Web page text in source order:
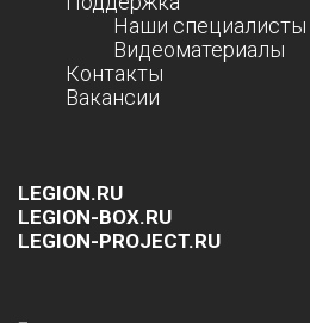
Наши специалисты
Видеоматериалы
Контакты
Вакансии
LEGION.RU
LEGION-BOX.RU
LEGION-PROJECT.RU